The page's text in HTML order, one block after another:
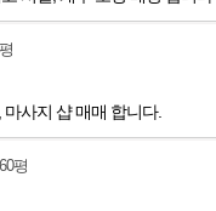
사지 샵 매매 합니다.
60평